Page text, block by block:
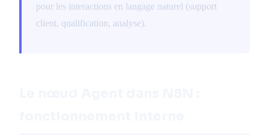
pour les interactions en langage naturel (support
client, qualification, analyse).